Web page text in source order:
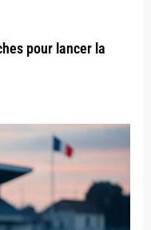
pour lancer la